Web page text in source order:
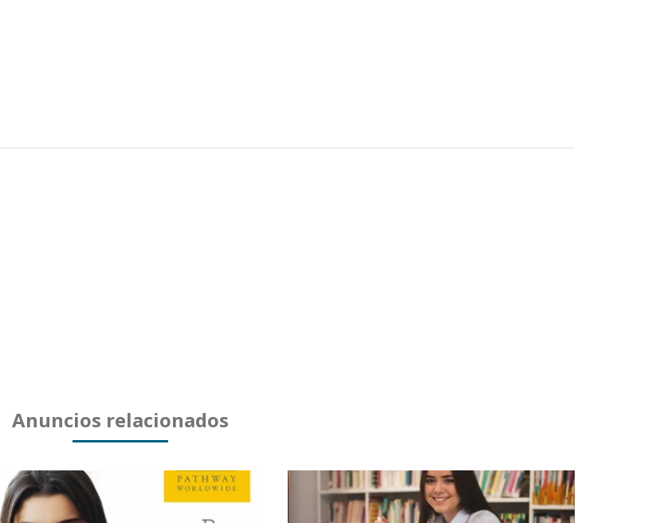
Anuncios relacionados